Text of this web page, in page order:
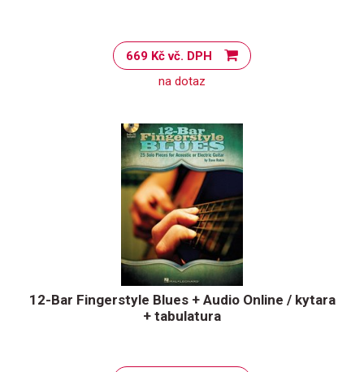
669 Kč vč. DPH
na dotaz
12-Bar Fingerstyle Blues + Audio Online / kytara
+ tabulatura